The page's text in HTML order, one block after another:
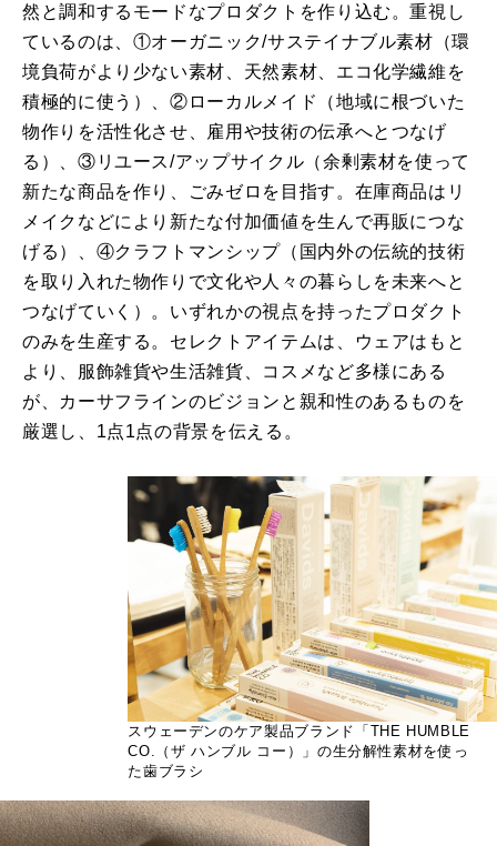
然と調和するモードなプロダクトを作り込む。重視し
ているのは、①オーガニック/サステイナブル素材（環
境負荷がより少ない素材、天然素材、エコ化学繊維を
積極的に使う）、②ローカルメイド（地域に根づいた
物作りを活性化させ、雇用や技術の伝承へとつなげ
る）、③リユース/アップサイクル（余剰素材を使って
新たな商品を作り、ごみゼロを目指す。在庫商品はリ
メイクなどにより新たな付加価値を生んで再販につな
げる）、④クラフトマンシップ（国内外の伝統的技術
を取り入れた物作りで文化や人々の暮らしを未来へと
つなげていく）。いずれかの視点を持ったプロダクト
のみを生産する。セレクトアイテムは、ウェアはもと
より、服飾雑貨や生活雑貨、コスメなど多様にある
が、カーサフラインのビジョンと親和性のあるものを
厳選し、1点1点の背景を伝える。
スウェーデンのケア製品ブランド「THE HUMBLE
CO.（ザ ハンブル コー）」の生分解性素材を使っ
た歯ブラシ